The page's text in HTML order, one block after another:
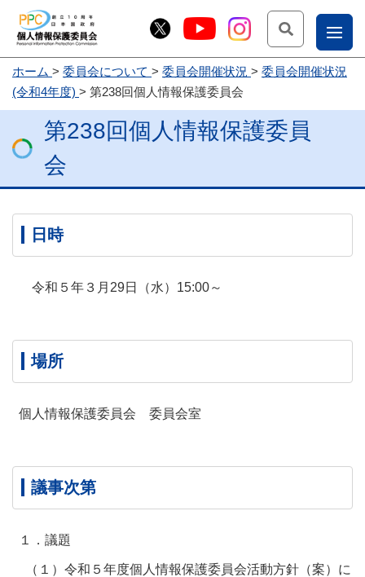
お
問
じょ
ホーム 委員会について 委員会開催状況
委員会開催状況
(令和4年度)
第238回個人情報保護委員会
第238回個人情報保護委員
会
日時
令和５年３月29日（水）15:00～
場所
個人情報保護委員会 委員会室
議事次第
１．議題
（１）令和５年度個人情報保護委員会活動方針（案）に